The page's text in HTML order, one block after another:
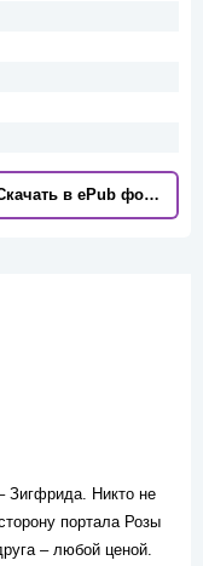
Скачать в ePub формате
Зигфрида. Никто не
портала Розы
– любой ценой.